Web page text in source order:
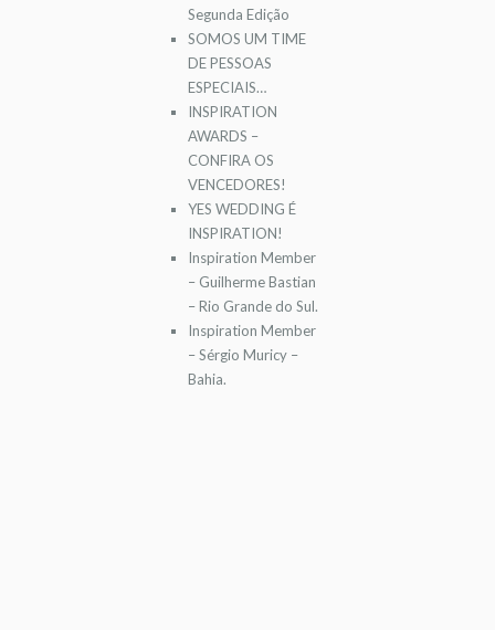
Segunda Edição
SOMOS UM TIME
DE PESSOAS
ESPECIAIS…
INSPIRATION
AWARDS –
CONFIRA OS
VENCEDORES!
YES WEDDING É
INSPIRATION!
Inspiration Member
– Guilherme Bastian
– Rio Grande do Sul.
Inspiration Member
– Sérgio Muricy –
Bahia.